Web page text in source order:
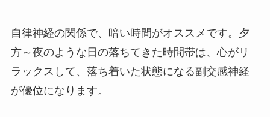
自律神経の関係で、暗い時間がオススメです。夕
方～夜のような日の落ちてきた時間帯は、心がリ
ラックスして、落ち着いた状態になる副交感神経
が優位になります。